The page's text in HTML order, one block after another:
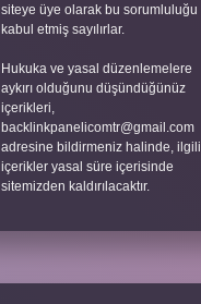
siteye üye olarak bu sorumluluğu
kabul etmiş sayılırlar.
Hukuka ve yasal düzenlemelere
aykırı olduğunu düşündüğünüz
içerikleri,
backlinkpanelicomtr@gmail.com
adresine bildirmeniz halinde, ilgili
içerikler yasal süre içerisinde
sitemizden kaldırılacaktır.